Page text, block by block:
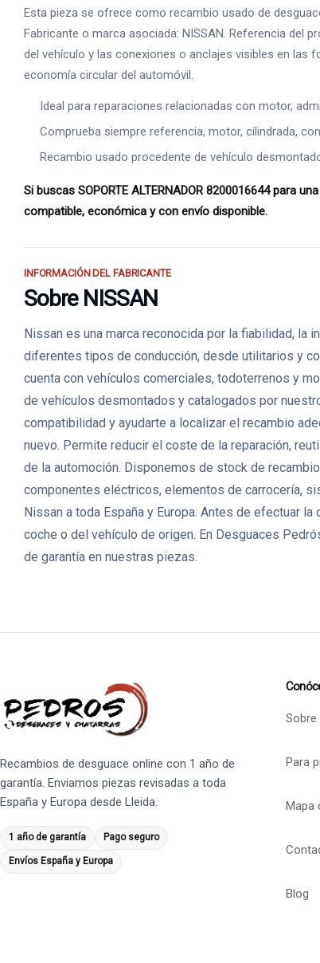
Esta pieza se ofrece como recambio usado de
Fabricante o marca asociada: NISSAN. Referencia del
del vehículo y las conexiones o anclajes visibles en las
economía circular del automóvil.
Ideal para reparaciones relacionadas con motor,
Comprueba siempre referencia, motor, cilindrada,
Recambio usado procedente de vehículo
Si buscas SOPORTE ALTERNADOR 8200016644 para
compatible, económica y con envío disponible.
INFORMACIÓN DEL FABRICANTE
Sobre NISSAN
Nissan es una marca reconocida por la fiabilidad, la
diferentes tipos de conducción, desde utilitarios y
cuenta con vehículos comerciales, todoterrenos y
de vehículos desmontados y catalogados por
compatibilidad y ayudarte a localizar el recambio
nuevo. Permite reducir el coste de la reparación,
de la automoción. Disponemos de stock de
componentes eléctricos, elementos de carrocería,
Nissan a toda España y Europa. Antes de efectuar
coche o del vehículo de origen. En Desguaces
de garantía en nuestras piezas.
Recambios de desguace online con 1 año de
garantía. Enviamos piezas revisadas a toda
España y Europa desde Lleida.
1 año de garantía Pago seguro
Envíos España y Europa
Para
Mapa
Blog